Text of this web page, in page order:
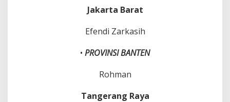
Jakarta Barat
Efendi Zarkasih
• PROVINSI BANTEN
Rohman
Tangerang Raya